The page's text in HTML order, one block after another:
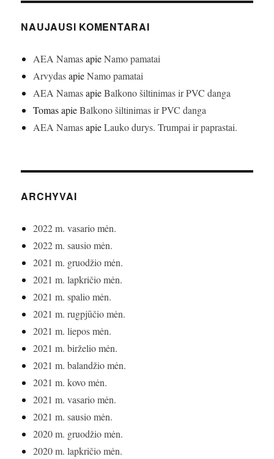
NAUJAUSI KOMENTARAI
AEA NamasapieNamo pamatai
ArvydasapieNamo pamatai
AEA NamasapieBalkono šiltinimas ir PVC danga
TomasapieBalkono šiltinimas ir PVC danga
AEA NamasapieLauko durys. Trumpai ir paprastai.
ARCHYVAI
2022 m. vasario mėn.
2022 m. sausio mėn.
2021 m. gruodžio mėn.
2021 m. lapkričio mėn.
2021 m. spalio mėn.
2021 m. rugpjūčio mėn.
2021 m. liepos mėn.
2021 m. birželio mėn.
2021 m. balandžio mėn.
2021 m. kovo mėn.
2021 m. vasario mėn.
2021 m. sausio mėn.
2020 m. gruodžio mėn.
2020 m. lapkričio mėn.